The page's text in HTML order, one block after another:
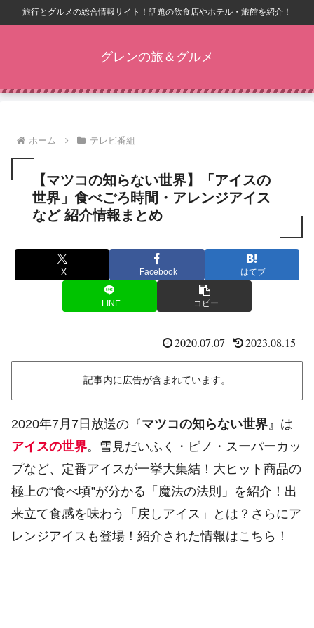
旅行とグルメの総合情報サイト！話題の飲食店やホテル・旅館を紹介！
グレンの旅＆グルメ
ホーム テレビ番組
【マツコの知らない世界】「アイスの
世界」食べごろ時間・アレンジアイス
など 紹介情報まとめ
X Facebook はてブ
LINE コピー
2020.07.07 2023.08.15
記事内に広告が含まれています。
2020年7月7日放送の『マツコの知らない世界 』は
アイスの世界。雪見だいふく・ピノ・スーパーカッ
プなど、定番アイスが一挙大集結！大ヒット商品の
極上の“食べ頃”が分かる「魔法の法則」を紹介！出
来立て食感を味わう「戻しアイス」とは？さらにア
レンジアイスも登場！紹介された情報はこちら！